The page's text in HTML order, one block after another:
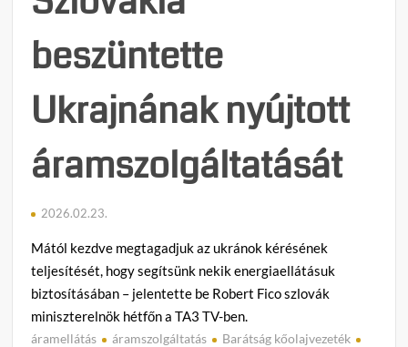
beszüntette
Ukrajnának nyújtott
áramszolgáltatását
2026.02.23.
Mától kezdve megtagadjuk az ukránok kérésének
teljesítését, hogy segítsünk nekik energiaellátásuk
biztosításában – jelentette be Robert Fico szlovák
miniszterelnök hétfőn a TA3 TV-ben.
áramellátás áramszolgáltatás
Barátság kőolajvezeték